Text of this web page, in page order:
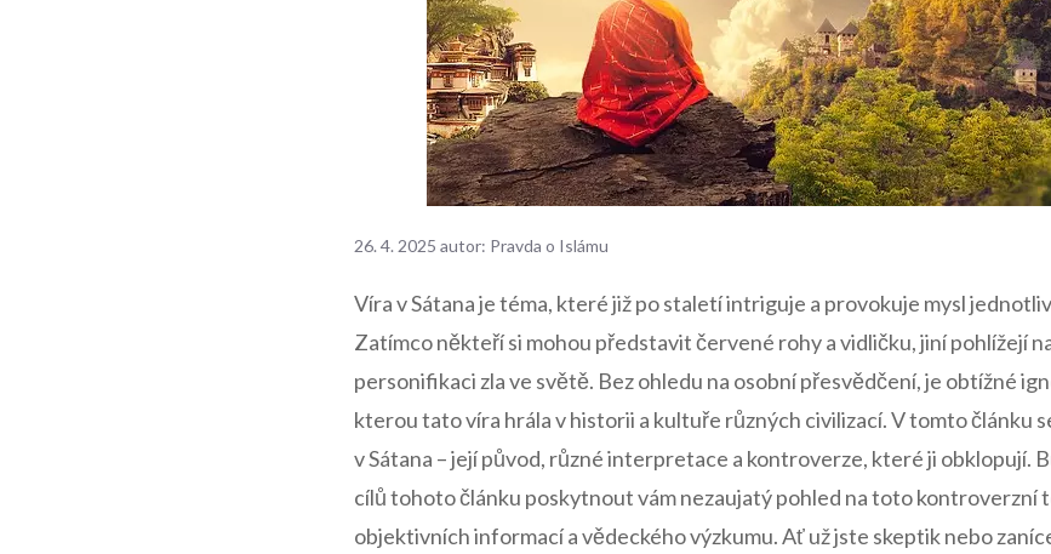
26. 4. 2025 autor: Pravda o Islámu
Víra v Sátana je ​téma, které již po staletí intriguje a provokuje mysl
Zatímco někteří⁣ si mohou představit červené rohy a vidličku, jiní pohlížejí
personifikaci zla ve světě.⁢ Bez ohledu na osobní přesvědčení, je ​obtížné
kterou tato víra hrála v historii a kultuře​ různých civilizací. V tomto článku
v Sátana – její původ, různé interpretace a kontroverze, které ji obklopují.
⁣cílů tohoto článku poskytnout vám nezaujatý pohled na toto kontroverzní
objektivních ‌informací a ⁢vědeckého výzkumu. Ať už⁣ jste skeptik nebo